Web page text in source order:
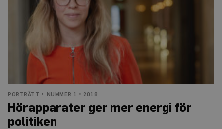
politiken
PORTRÄTT NUMMER 1 • 2018
Hörapparater ger mer energi för
politiken